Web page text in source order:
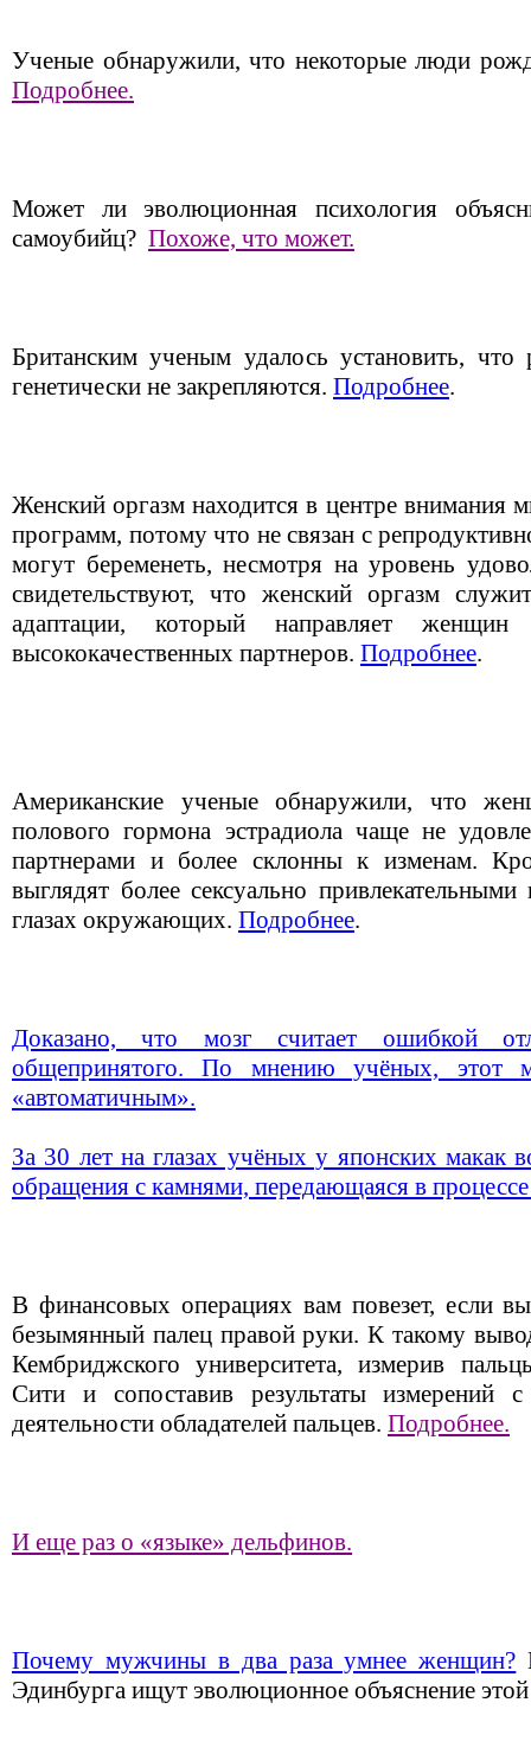
Ученые обнаружили, что некоторые люди
Подробнее.
Может ли эволюционная психология
самоубийц? Похоже, что может.
Британским ученым удалось установить, что
генетически не закрепляются. Подробнее.
Женский оргазм находится в центре внимания
программ, потому что не связан с
могут беременеть, несмотря на уровень
свидетельствуют, что женский оргазм
адаптации, который направляет
высококачественных партнеров. Подробнее.
Американские ученые обнаружили, что
полового гормона эстрадиола чаще не
партнерами и более склонны к изменам.
выглядят более сексуально
глазах окружающих. Подробнее.
Доказано, что мозг считает ошибкой
общепринятого. По мнению учёных, этот
«автоматичным».
За 30 лет на глазах учёных у японских макак
обращения с камнями, передающаяся в
В финансовых операциях вам повезет, если
безымянный палец правой руки. К такому
Кембриджского университета, измерив
Сити и сопоставив результаты измерений
деятельности обладателей пальцев. Подробнее.
И еще раз о «языке» дельфинов.
Почему мужчины в два раза умнее женщин?
Эдинбурга ищут эволюционное объяснение